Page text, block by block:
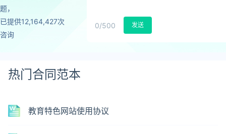
题，
已提供12,164,427次
咨询
0/500 发送
热门合同范本
教育特色网站使用协议